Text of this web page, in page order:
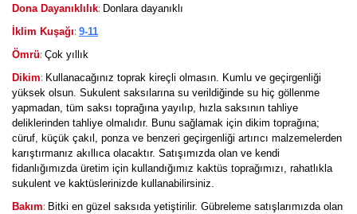
Dona Dayanıklılık: Donlara dayanıklı
İklim Kuşağı: 9-11
Ömrü: Çok yıllık
Dikim: Kullanacağınız toprak kireçli olmasın. Kumlu ve geçirgenliği
yüksek olsun. Sukulent saksılarına su verildiğinde su hiç göllenme
yapmadan, tüm saksı toprağına yayılıp, hızla saksının tahliye
deliklerinden tahliye olmalıdır. Bunu sağlamak için dikim toprağına;
cüruf, küçük çakıl, ponza ve benzeri geçirgenliği artırıcı malzemelerden
karıştırmanız akıllıca olacaktır. Satışımızda olan ve kendi
fidanlığımızda üretim için kullandığımız kaktüs toprağımızı, rahatlıkla
sukulent ve kaktüslerinizde kullanabilirsiniz.
Bakım: Bitki en güzel saksıda yetiştirilir. Gübreleme satışlarımızda olan